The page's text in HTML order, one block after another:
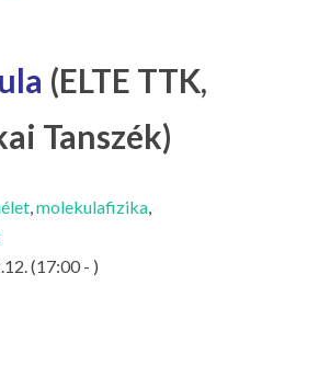
CS
IL
LA
G
KI
(ELTE TTK,
Tanszék)
,molekulafizika,
(17:00 - )